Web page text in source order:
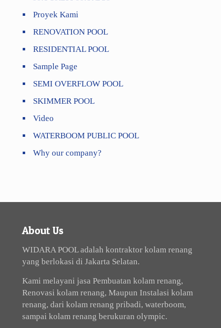
Proyek Kami
RENOVATION POOL
RESIDENTIAL POOL
Sample Page
SEMI OVERFLOW POOL
SKIMMER POOL
Video
WATERBOOM PUBLIC POOL
Why our company?
About Us
WIDARA POOL adalah kontraktor kolam renang
yang berlokasi di Jakarta Selatan.
Kami melayani jasa Pembuatan kolam renang,
Renovasi kolam renang, Maupun Instalasi kolam
renang, dari kolam renang pribadi, waterboom,
sampai kolam renang berukuran olympic.